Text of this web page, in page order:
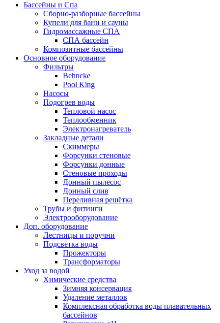
Бассейны и Спа
Сборно-разборные бассейны
Купели для бани и сауны
Гидромассажные СПА
СПА бассейн
Композитные бассейны
Основное оборудование
Фильтры
Behncke
Pool King
Насосы
Подогрев воды
Тепловой насос
Теплообменник
Электронагреватель
Закладные детали
Скиммеры
Форсунки стеновые
Форсунки донные
Стеновые проходы
Донный пылесос
Донный слив
Переливная решётка
Трубы и фитинги
Электрооборудование
Доп. оборудование
Лестницы и поручни
Подсветка воды
Прожекторы
Трансформаторы
Уход за водой
Химические средства
Зимняя консервация
Удаление металлов
Комплексная обработка воды плавательных
бассейнов